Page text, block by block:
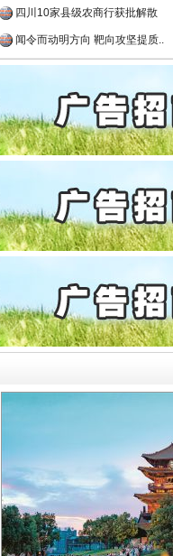
闻令而动明方向 靶向攻坚提质..
行业协会接连发公告
杨天誉，不得录用为公务员
传销头目出狱后办书院暴力管教..
四川省公安厅征集新型黑恶违法..
中国发起首例对外贸易国家安全..
官方通报西安赛格商场坠亡事件
最高检抗诉的疑难复杂刑事案件
事故致5死1伤，四川省安委会挂..
四川10家县级农商行获批解散